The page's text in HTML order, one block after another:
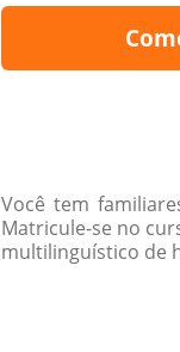
Você tem
Matricule-se no
multilinguístico de